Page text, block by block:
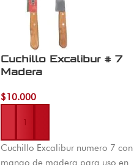
Cuchillo Excalibur # 7
Madera
$10.000
Añadir al carrito
Cuchillo Excalibur numero 7 con
mango de madera para uso en